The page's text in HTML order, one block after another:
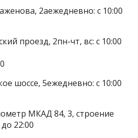
2аежедневно: с 10:00
проезд, 2пн-чт, вс: с 10:00
шоссе, 5ежедневно: с 10:00
МКАД 84, 3, строение
22:00